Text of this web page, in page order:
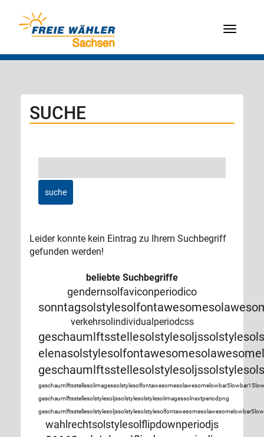
Menü
SUCHE
Leider konnte kein Eintrag zu Ihrem Suchbegriff
gefunden werden!
beliebte Suchbegriffe
gendernsolfaviconperiodico
verkehrsolindividualperiodcss
geschaumlftsstellesolstylesoljssolstylesolstylesolimagessolnextperiodpng
wahlrechtsolstylesolflipdownperiodjs